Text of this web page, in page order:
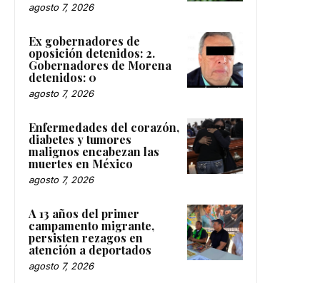
agosto 7, 2026
Ex gobernadores de
oposición detenidos: 2.
Gobernadores de Morena
detenidos: 0
agosto 7, 2026
Enfermedades del corazón,
diabetes y tumores
malignos encabezan las
muertes en México
agosto 7, 2026
A 13 años del primer
campamento migrante,
persisten rezagos en
atención a deportados
agosto 7, 2026